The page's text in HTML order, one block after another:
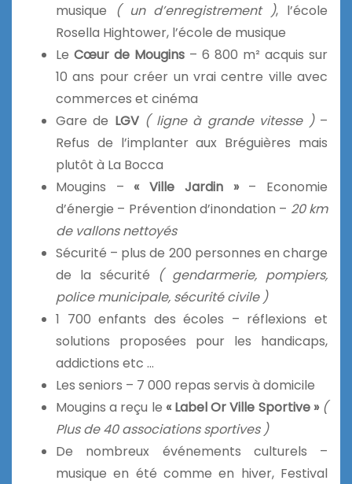
musique ( un d’enregistrement ), l’école
Rosella Hightower, l’école de musique
Le Cœur de Mougins – 6 800 m² acquis sur
10 ans pour créer un vrai centre ville avec
commerces et cinéma
Gare de LGV ( ligne à grande vitesse )–
Refus de l’implanter aux Bréguières mais
plutôt à La Bocca
Mougins –« Ville Jardin »– Economie
d’énergie – Prévention d’inondation – 20 km
de vallons nettoyés
Sécurité – plus de 200 personnes en charge
de la sécurité ( gendarmerie, pompiers,
police municipale, sécurité civile )
1 700 enfants des écoles – réflexions et
solutions proposées pour les handicaps,
addictions etc …
Les seniors – 7 000 repas servis à domicile
Mougins a reçu le « Label Or Ville Sportive » (
Plus de 40 associations sportives )
De nombreux événements culturels –
musique en été comme en hiver, Festival